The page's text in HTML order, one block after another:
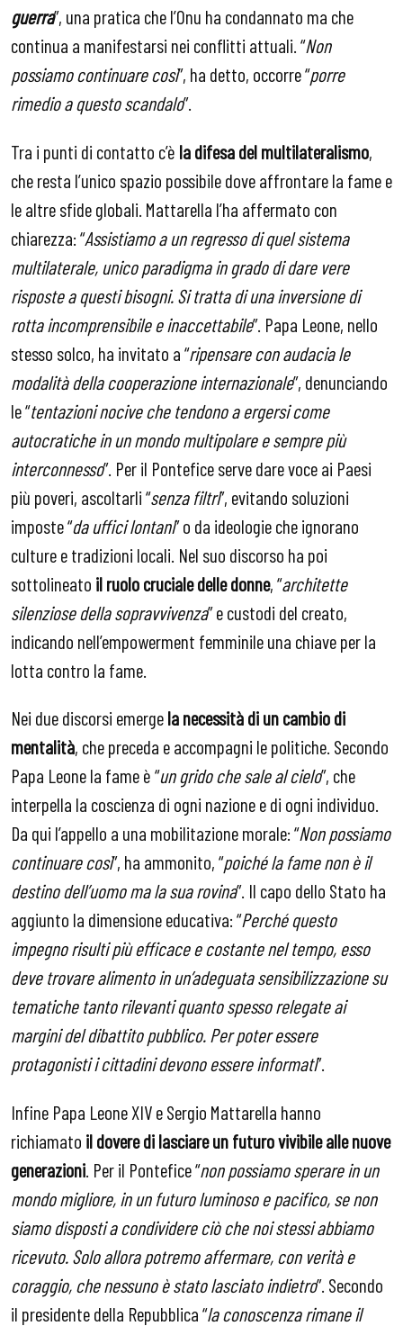
guerra”, una pratica che l’Onu ha condannato ma che
continua a manifestarsi nei conflitti attuali. “Non
possiamo continuare così”, ha detto, occorre “porre
rimedio a questo scandalo”.
Tra i punti di contatto c’è la difesa del multilateralismo,
che resta l’unico spazio possibile dove affrontare la fame e
le altre sfide globali. Mattarella l’ha affermato con
chiarezza: “Assistiamo a un regresso di quel sistema
multilaterale, unico paradigma in grado di dare vere
risposte a questi bisogni. Si tratta di una inversione di
rotta incomprensibile e inaccettabile”. Papa Leone, nello
stesso solco, ha invitato a “ripensare con audacia le
modalità della cooperazione internazionale”, denunciando
le “tentazioni nocive che tendono a ergersi come
autocratiche in un mondo multipolare e sempre più
interconnesso”. Per il Pontefice serve dare voce ai Paesi
più poveri, ascoltarli “senza filtri”, evitando soluzioni
imposte “da uffici lontani” o da ideologie che ignorano
culture e tradizioni locali. Nel suo discorso ha poi
sottolineato il ruolo cruciale delle donne, “architette
silenziose della sopravvivenza” e custodi del creato,
indicando nell’empowerment femminile una chiave per la
lotta contro la fame.
Nei due discorsi emergelanecessità di un cambio di
mentalità, che preceda e accompagni le politiche. Secondo
Papa Leone la fame è “un grido che sale al cielo”, che
interpella la coscienza di ogni nazione e di ogni individuo.
Da qui l’appello a una mobilitazione morale: “Non possiamo
continuare così”, ha ammonito, “poiché la fame non è il
destino dell’uomo ma la sua rovina”. Il capo dello Stato ha
aggiunto la dimensione educativa: “Perché questo
impegno risulti più efficace e costante nel tempo, esso
deve trovare alimento in un’adeguata sensibilizzazione su
tematiche tanto rilevanti quanto spesso relegate ai
margini del dibattito pubblico. Per poter essere
protagonisti i cittadini devono essere informati”.
Infine Papa Leone XIV e Sergio Mattarella hanno
richiamato il dovere di lasciare un futuro vivibile alle nuove
generazioni . Per il Pontefice “non possiamo sperare in un
mondo migliore, in un futuro luminoso e pacifico, se non
siamo disposti a condividere ciò che noi stessi abbiamo
ricevuto. Solo allora potremo affermare, con verità e
coraggio, che nessuno è stato lasciato indietro”. Secondo
il presidente della Repubblica “la conoscenza rimane il